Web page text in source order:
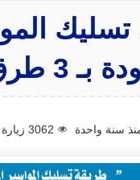
3 طرق
سنة واحدة 3062 زيارة